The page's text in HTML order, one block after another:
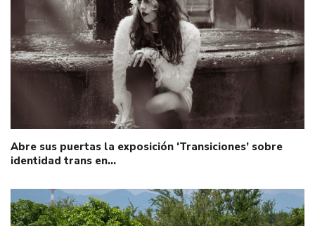
Abre sus puertas la exposición ‘Transiciones’ sobre
identidad trans en…